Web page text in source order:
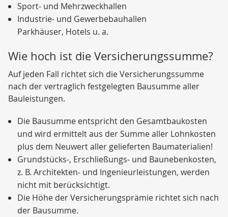
Sport- und Mehrzweckhallen
Industrie- und Gewerbebauhallen
Parkhäuser, Hotels u. a.
Wie hoch ist die Versicherungssumme?
Auf jeden Fall richtet sich die Versicherungssumme
nach der vertraglich festgelegten Bausumme aller
Bauleistungen.
Die Bausumme entspricht den Gesamtbaukosten
und wird ermittelt aus der Summe aller Lohnkosten
plus dem Neuwert aller gelieferten Baumaterialien!
Grundstücks-, Erschließungs- und Baunebenkosten,
z. B. Architekten- und Ingenieurleistungen, werden
nicht mit berücksichtigt.
Die Höhe der Versicherungsprämie richtet sich nach
der Bausumme.